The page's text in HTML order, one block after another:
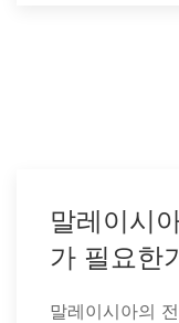
말레이시
가 필요한
말레이시아의